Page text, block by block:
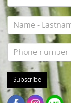
Subscribe